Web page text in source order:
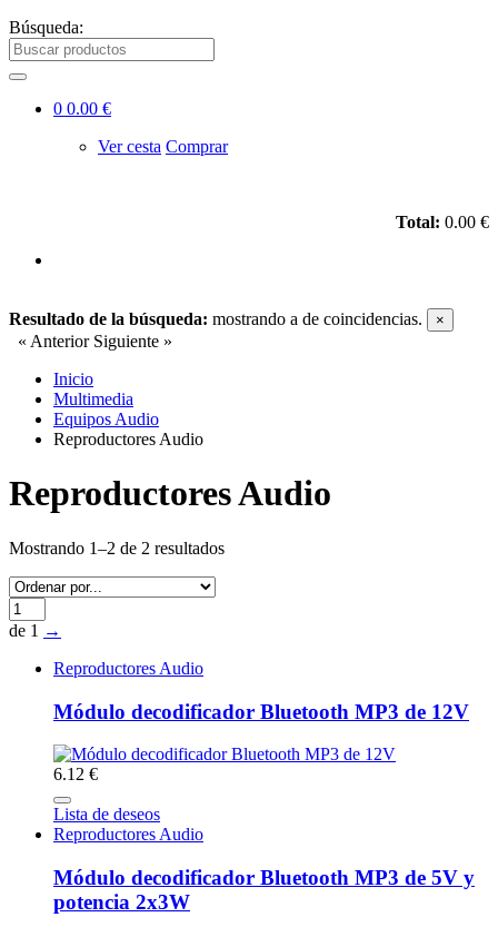
Búsqueda:
0 0.00 €
Ver cesta Comprar
Total: 0.00 €
Resultado de la búsqueda: mostrando a de coincidencias. ×
« Anterior Siguiente »
Inicio
Multimedia
Equipos Audio
Reproductores Audio
Reproductores Audio
Mostrando 1–2 de 2 resultados
de 1 →
Reproductores Audio
Módulo decodificador Bluetooth MP3 de 12V
6.12 €
Lista de deseos
Reproductores Audio
Módulo decodificador Bluetooth MP3 de 5V y
potencia 2x3W